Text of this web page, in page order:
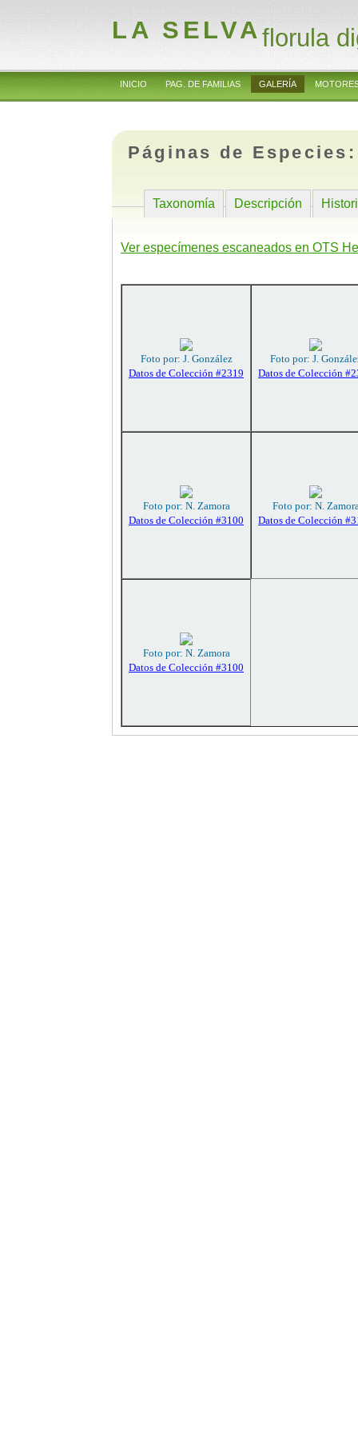
LA SELVAflorula
INICIO PAG. DE FAMILIAS GALERÍA
Páginas de
Taxonomía Descripción
Ver especímenes escaneados en OTS
Foto por: J. González
Datos de Colección #2319
Foto por: J.
Datos de Colección
Foto por: N. Zamora
Datos de Colección #3100
Foto por: N.
Datos de Colección
Foto por: N. Zamora
Datos de Colección #3100